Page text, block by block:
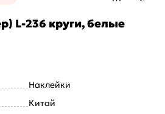
L-236 круги, белые
Наклейки
Китай